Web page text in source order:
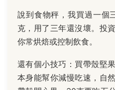
說到食物秤，我買過一個
克，用了三年還沒壞。投
你常烘焙或控制飲食。
還有個小技巧：買帶殼堅
本身能幫你減慢吃速，自